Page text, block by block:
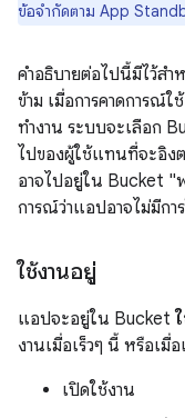
ข้อจำกัดตาม App
คำอธิบายต่อไปนี้มีไว้ส
ข้าม เมื่อการคาดการณ์
ทำงาน ระบบจะเลือก
ไปของผู้ใช้แทนที่จะอิง
อาจไปอยู่ใน Bucket
การณ์ว่าแอปอาจไม่มีกา
ใช้งานอยู่
แอปจะอยู่ใน Bucket
งานเมื่อเร็วๆ นี้ หรือเมื่
เปิดใช้งาน